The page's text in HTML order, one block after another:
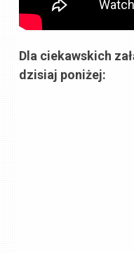
Dla ciekawskich
dzisiaj poniżej: